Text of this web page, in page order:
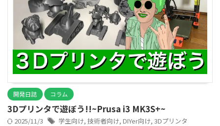
開発日誌 コラム
3Dプリンタで遊ぼう!!~Prusa i3 MK3S+~
2025/11/3 学生向け, 技術者向け, DIYer向け, 3Dプリンタ